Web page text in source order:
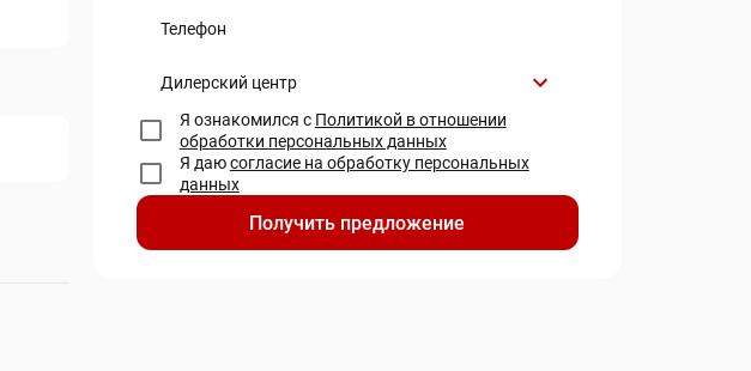
Телефон
Дилерский центр
Я ознакомился с Политикой в отношении
обработки персональных данных
Я даюсогласие на обработку персональных
данных
Получить предложение